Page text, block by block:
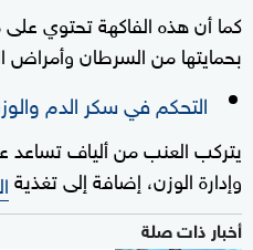
كما أن هذه الفاكهة تحتوي على
بحمايتها من السرطان وأمراض
التحكم في سكر الدم
يتركب العنب من ألياف
وإدارة الوزن، إضافة إلى تغذية
أخبار ذات صلة